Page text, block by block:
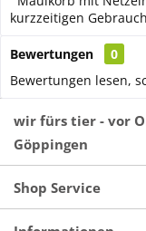
kurzzeitigen
Bewertungen
0
Bewertungen lesen,
wir fürs tier - vor
Göppingen
Shop Service